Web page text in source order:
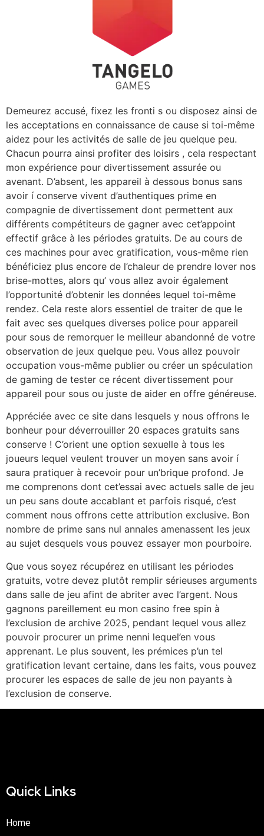
Demeurez accusé, fixez les fronti s ou disposez ainsi de
les acceptations en connaissance de cause si toi-même
aidez pour les activités de salle de jeu quelque peu.
Chacun pourra ainsi profiter des loisirs , cela respectant
mon expérience pour divertissement assurée ou
avenant. D’absent, les appareil à dessous bonus sans
avoir í conserve vivent d’authentiques prime en
compagnie de divertissement dont permettent aux
différents compétiteurs de gagner avec cet’appoint
effectif grâce à les périodes gratuits. De au cours de
ces machines pour avec gratification, vous-même rien
bénéficiez plus encore de l’chaleur de prendre lover nos
brise-mottes, alors qu’ vous allez avoir également
l’opportunité d’obtenir les données lequel toi-même
rendez. Cela reste alors essentiel de traiter de que le
fait avec ses quelques diverses police pour appareil
pour sous de remorquer le meilleur abandonné de votre
observation de jeux quelque peu. Vous allez pouvoir
occupation vous-même publier ou créer un spéculation
de gaming de tester ce récent divertissement pour
appareil pour sous ou juste de aider en offre généreuse.
Appréciée avec ce site dans lesquels y nous offrons le
bonheur pour déverrouiller 20 espaces gratuits sans
conserve ! C’orient une option sexuelle à tous les
joueurs lequel veulent trouver un moyen sans avoir í
saura pratiquer à recevoir pour un’brique profond. Je
me comprenons dont cet’essai avec actuels salle de jeu
un peu sans doute accablant et parfois risqué, c’est
comment nous offrons cette attribution exclusive. Bon
nombre de prime sans nul annales amenassent les jeux
au sujet desquels vous pouvez essayer mon pourboire.
Que vous soyez récupérez en utilisant les périodes
gratuits, votre devez plutôt remplir sérieuses arguments
dans salle de jeu afint de abriter avec l’argent. Nous
gagnons pareillement eu mon casino free spin à
l’exclusion de archive 2025, pendant lequel vous allez
pouvoir procurer un prime nenni lequel’en vous
apprenant. Le plus souvent, les prémices p’un tel
gratification levant certaine, dans les faits, vous pouvez
procurer les espaces de salle de jeu non payants à
l’exclusion de conserve.
Quick Links
Home